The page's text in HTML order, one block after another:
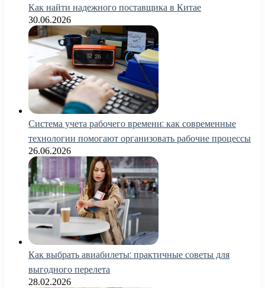
Как найти надежного поставщика в Китае
30.06.2026
Система учета рабочего времени: как современные
технологии помогают организовать рабочие процессы
26.06.2026
Как выбрать авиабилеты: практичные советы для
выгодного перелета
28.02.2026